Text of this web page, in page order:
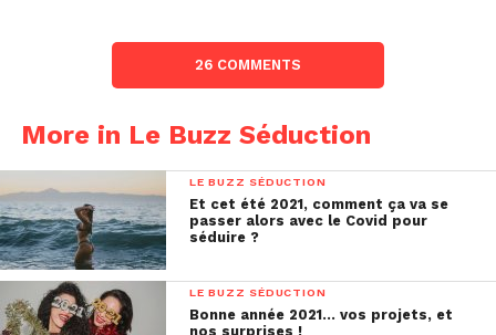
26 COMMENTS
More in Le Buzz Séduction
LE BUZZ SÉDUCTION
Et cet été 2021, comment ça va se
passer alors avec le Covid pour
séduire ?
LE BUZZ SÉDUCTION
Bonne année 2021… vos projets, et
nos surprises !